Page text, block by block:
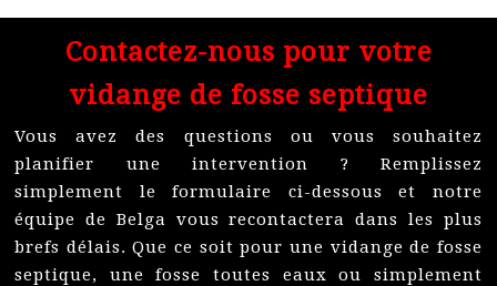
Contactez-nous pour votre
vidange de fosse septique
Vous avez des questions ou vous souhaitez
planifier une intervention ? Remplissez
simplement le formulaire ci-dessous et notre
équipe de Belga vous recontactera dans les plus
brefs délais. Que ce soit pour une vidange de fosse
septique, une fosse toutes eaux ou simplement